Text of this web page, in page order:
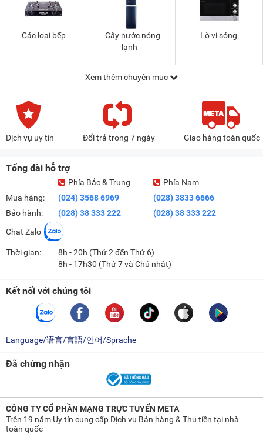
Các loại bếp
Cây nước nóng
lạnh
Lò vi sóng
Xem thêm chuyên mục
Dịch vụ uy tín Đổi trả trong 7 ngày Giao hàng toàn quốc
Tổng đài hỗ trợ
Mua hàng:
Bảo hành:
Phía Bắc & Trung
(024) 3568 6969
(028) 38 333 222
Phía Nam
(028) 3833 6666
(028) 38 333 222
Chat Zalo
Thời gian:
8h - 20h (Thứ 2 đến Thứ 6)
8h - 17h30 (Thứ 7 và Chủ nhật)
Kết nối với chúng tôi
Language/语言/言語/언어/Sprache
Đã chứng nhận
CÔNG TY CỔ PHẦN MẠNG TRỰC TUYẾN META
Trên 19 năm Uy tín cung cấp Dịch vụ Bán hàng & Thu tiền tại nhà
toàn quốc